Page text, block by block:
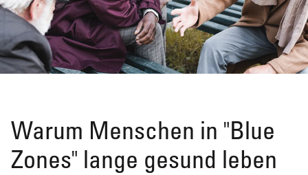
Warum Menschen in "Blue
Zones" lange gesund leben